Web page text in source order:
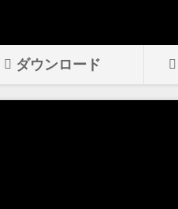
ダウンロード